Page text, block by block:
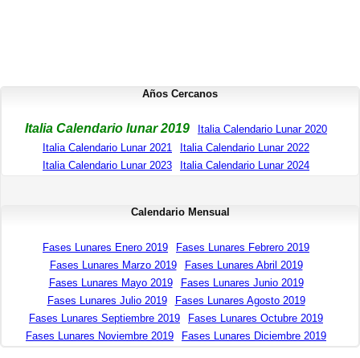
Años Cercanos
Italia Calendario lunar 2019
Italia Calendario Lunar 2020
Italia Calendario Lunar 2021
Italia Calendario Lunar 2022
Italia Calendario Lunar 2023
Italia Calendario Lunar 2024
Calendario Mensual
Fases Lunares Enero 2019
Fases Lunares Febrero 2019
Fases Lunares Marzo 2019
Fases Lunares Abril 2019
Fases Lunares Mayo 2019
Fases Lunares Junio 2019
Fases Lunares Julio 2019
Fases Lunares Agosto 2019
Fases Lunares Septiembre 2019
Fases Lunares Octubre 2019
Fases Lunares Noviembre 2019
Fases Lunares Diciembre 2019